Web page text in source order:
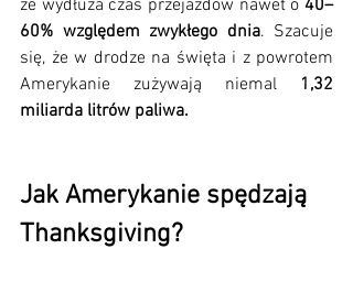
że wydłuża czas przejazdów nawet o 40–
60% względem zwykłego dnia. Szacuje
się, że w drodze na święta i z powrotem
Amerykanie zużywają niemal 1,32
miliarda litrów paliwa.
Jak Amerykanie spędzają
Thanksgiving?